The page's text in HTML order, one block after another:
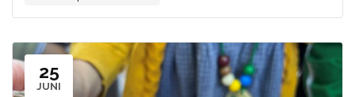
25
JUNI